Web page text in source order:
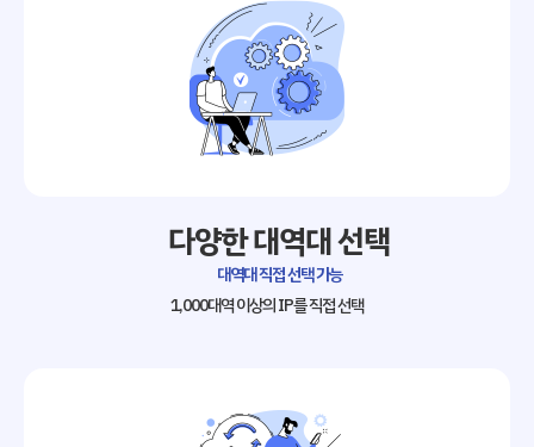
다양한 대역대 선택
대역대 직접 선택 가능
1,000대역 이상의 IP를 직접 선택